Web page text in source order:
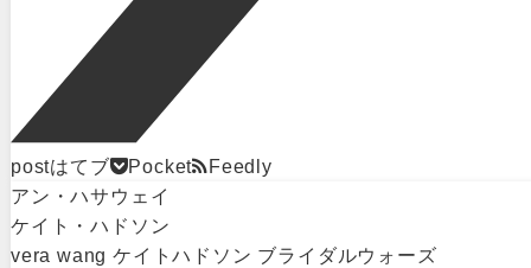
postはてブ Pocket
Feedly
アン・ハサウェイ
ケイト・ハドソン
vera wang ケイトハドソン ブライダルウォーズ